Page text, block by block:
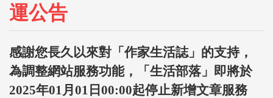
運公告
感謝您長久以來對「作家生活誌」的支持，
為調整網站服務功能，「生活部落」即將於
2025年01月01日00:00起停止新增文章服務